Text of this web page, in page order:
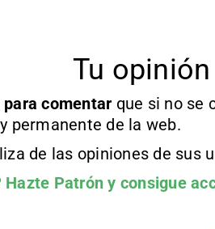
Tu opinión
para comentar que si no se
permanente de la web.
de las opiniones de sus
Hazte Patrón y consigue